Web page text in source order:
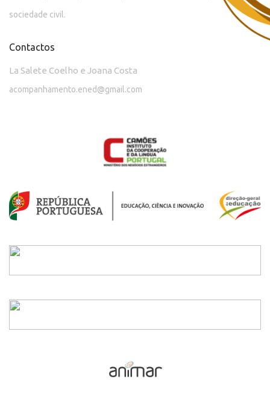
sociedade civil.
Contactos
La Salete Coelho e Joana Costa
acompanhamento.ened@gmail.com